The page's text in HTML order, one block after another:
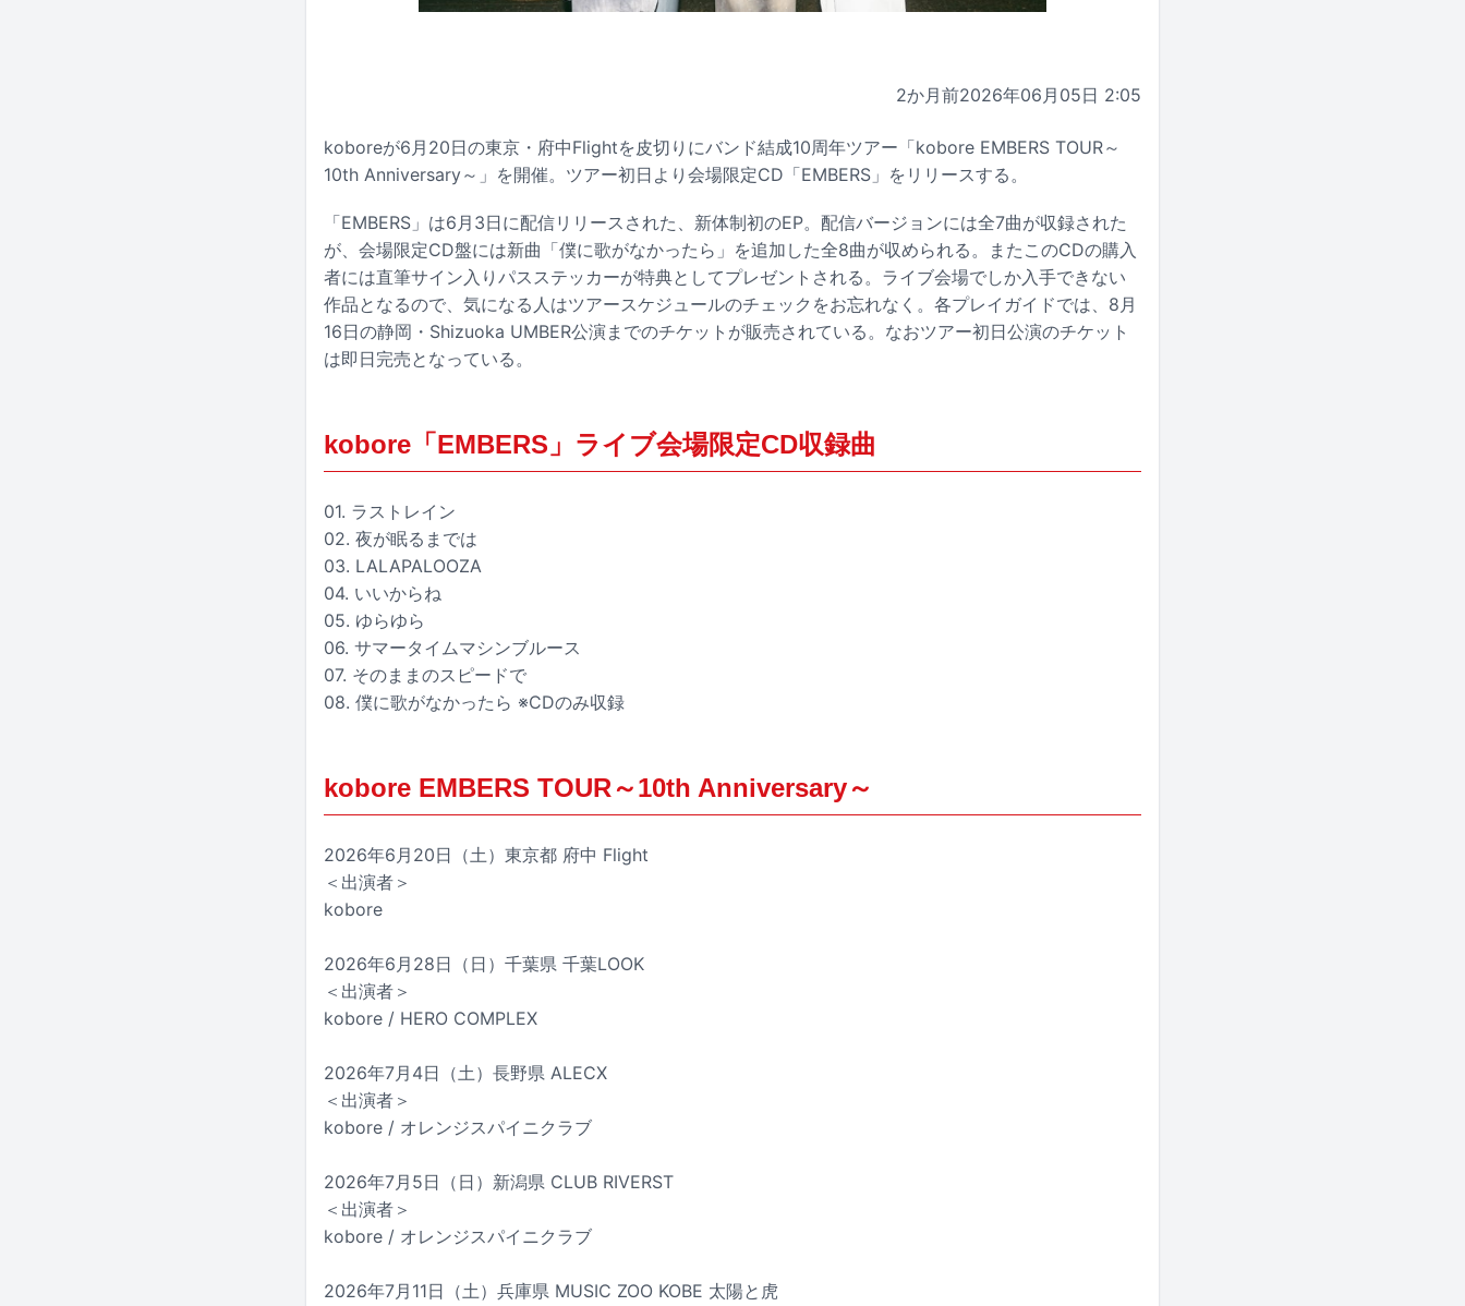
2か月前2026年06月05日 2:05
koboreが6月20日の東京・府中Flightを皮切りにバンド結成10周年ツアー「kobore EMBERS TOUR～
10th Anniversary～」を開催。ツアー初日より会場限定CD「EMBERS」をリリースする。
「EMBERS」は6月3日に配信リリースされた、新体制初のEP。配信バージョンには全7曲が収録された
が、会場限定CD盤には新曲「僕に歌がなかったら」を追加した全8曲が収められる。またこのCDの購入
者には直筆サイン入りパスステッカーが特典としてプレゼントされる。ライブ会場でしか入手できない
作品となるので、気になる人はツアースケジュールのチェックをお忘れなく。各プレイガイドでは、8月
16日の静岡・Shizuoka UMBER公演までのチケットが販売されている。なおツアー初日公演のチケット
は即日完売となっている。
kobore「EMBERS」ライブ会場限定CD収録曲
01. ラストレイン
02. 夜が眠るまでは
03. LALAPALOOZA
04. いいからね
05. ゆらゆら
06. サマータイムマシンブルース
07. そのままのスピードで
08. 僕に歌がなかったら ※CDのみ収録
kobore EMBERS TOUR～10th Anniversary～
2026年6月20日（土）東京都 府中 Flight
＜出演者＞
kobore
2026年6月28日（日）千葉県 千葉LOOK
＜出演者＞
kobore / HERO COMPLEX
2026年7月4日（土）長野県 ALECX
＜出演者＞
kobore / オレンジスパイニクラブ
2026年7月5日（日）新潟県 CLUB RIVERST
＜出演者＞
kobore / オレンジスパイニクラブ
2026年7月11日（土）兵庫県 MUSIC ZOO KOBE 太陽と虎